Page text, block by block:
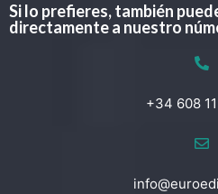
Si lo prefieres, también
directamente a nuestro
+34 608